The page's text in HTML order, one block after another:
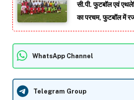
सी.पी. फुटबॉल एवं
का परचम, फुटबॉल में
WhatsApp Channel
Telegram Group